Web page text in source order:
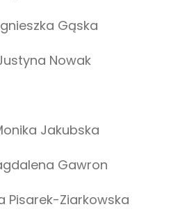
Gąska
Nowak
Jakubska
Gawron
Pisarek-Ziarkowska